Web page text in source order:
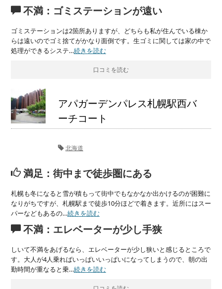
不満：ゴミステーションが遠い
ゴミステーションは2箇所ありますが、どちらも私が住んでいる棟か
らは遠いのでゴミ捨てがかなり面倒です。生ゴミに関しては家の中で
処理ができるシステ…続きを読む
口コミを読む
アパガーデンパレス札幌駅西バ
ーチコート
北海道
満足：街中まで徒歩圏にある
札幌も冬になると雪が積もって街中でもなかなか出かけるのが困難に
なりがちですが、札幌駅まで徒歩10分ほどで着きます。近所にはスー
パーなどもあるの…続きを読む
不満：エレベーターが少し手狭
しいて不満をあげるなら、エレベーターが少し狭いと感じるところで
す。大人が4人乗ればいっぱいいっぱいになってしまうので、朝の出
勤時間が重なると乗…続きを読む